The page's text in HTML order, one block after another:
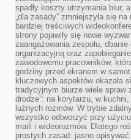
spadły koszty utrzymania biur,
„dla zasady” zmniejszyła się
bardziej treściwych
strony pojawiły się nowe
zaangażowania zespołu, dbanie
organizacyjną oraz
zawodowemu pracowników,
godziny przed ekranem w
kluczowych aspektów okazała
tradycyjnym biurze wiele spraw
drodze”: na korytarzu, w
luźnych rozmów. W trybie
wszystko odtworzyć przy
maili i wideorozmów. Dlatego
prostych zasad: jasno